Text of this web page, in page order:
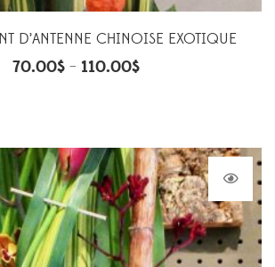
D’ANTENNE CHINOISE EXOTIQUE
70.00$– 110.00$